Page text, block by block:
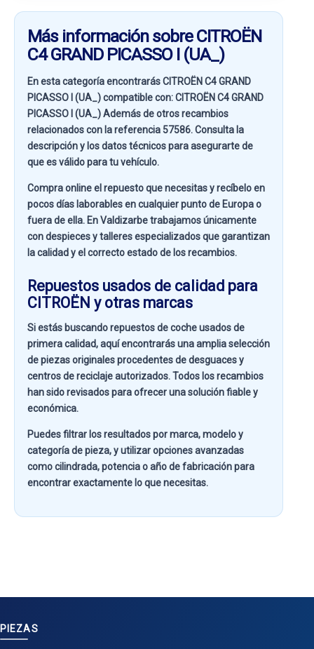
Más información sobre CITROËN
C4 GRAND PICASSO I (UA_)
En esta categoría encontrarás CITROËN C4 GRAND
PICASSO I (UA_) compatible con:CITROËN C4 GRAND
PICASSO I (UA_)Además de otros recambios
relacionados con la referencia 57586. Consulta la
descripción y los datos técnicos para asegurarte de
que es válido para tu vehículo.
Compra online el repuesto que necesitas y recíbelo en
pocos días laborables en cualquier punto de Europa o
fuera de ella. EnValdizarbetrabajamos únicamente
con despieces y talleres especializados que garantizan
la calidad y el correcto estado de los recambios.
Repuestos usados de calidad para
CITROËN y otras marcas
Si estás buscandorepuestos de coche usados de
primera calidad, aquí encontrarás una amplia selección
de piezas originales procedentes de desguaces y
centros de reciclaje autorizados. Todos los recambios
han sido revisados para ofrecer una solución fiable y
económica.
Puedes filtrar los resultados pormarca, modelo y
categoría de pieza, y utilizar opciones avanzadas
comocilindrada, potencia o año de fabricaciónpara
encontrar exactamente lo que necesitas.
PIEZAS